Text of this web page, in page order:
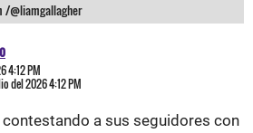
/@liamgallagher
4:12 PM
del 2026 4:12 PM
a sus seguidores con